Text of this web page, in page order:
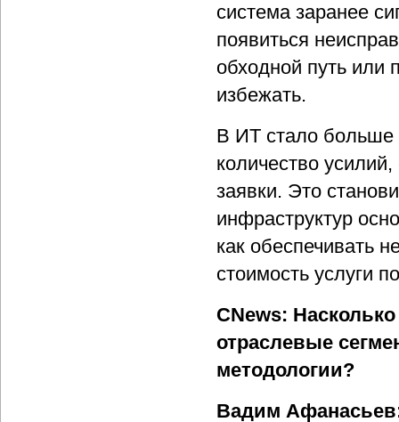
система заранее
появиться
обходной путь или
избежать.
В ИТ стало больше
количество
заявки. Это
инфраструктур
как обеспечивать
стоимость услуги
CNews:
отраслевые
методологии?
Вадим